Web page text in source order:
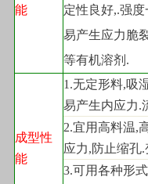
能
定性良好,.强
易产生应力脆
等有机溶剂.
成型性
能
1.无定形料,吸
易产生内应力.
2.宜用高料温,
应力,防止缩孔.
3.可用各种形